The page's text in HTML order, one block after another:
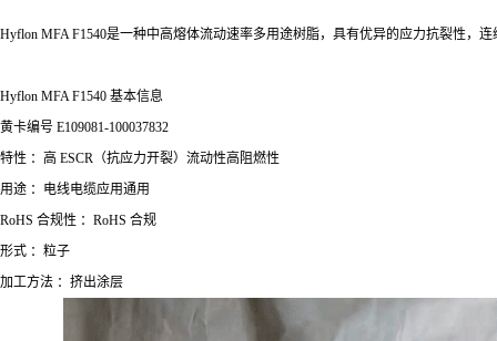
Hyflon MFA F1540是一种中高熔体流动速率多用途树脂，具有优异的应力抗裂性，
Hyflon MFA F1540 基本信息
黄卡编号 E109081-100037832
特性 ：高 ESCR（抗应力开裂）流动性高阻燃性
用途 ：电线电缆应用通用
RoHS 合规性 ：RoHS 合规
形式 ：粒子
加工方法 ：挤出涂层